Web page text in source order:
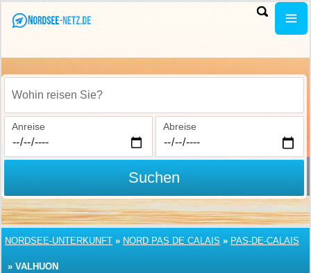
Wohin reisen Sie?
Anreise Abreise
Suchen
NORDSEE-UNTERKUNFT » NORD PAS DE CALAIS » PAS-DE-CALAIS
» VALHUON